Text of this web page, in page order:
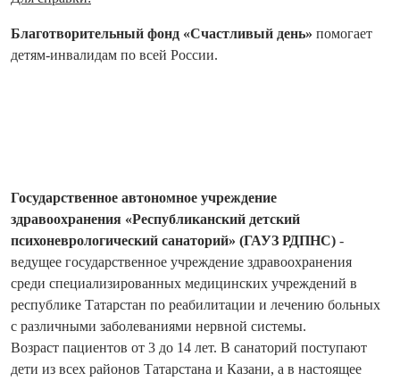
Благотворительный фонд «Счастливый день» помогает
детям-инвалидам по всей России.
Государственное автономное учреждение
здравоохранения «Республиканский детский
психоневрологический санаторий» (ГАУЗ РДПНС) -
ведущее государственное учреждение здравоохранения
среди специализированных медицинских учреждений в
республике Татарстан по реабилитации и лечению больных
с различными заболеваниями нервной системы.
Возраст пациентов от 3 до 14 лет. В санаторий поступают
дети из всех районов Татарстана и Казани, а в настоящее